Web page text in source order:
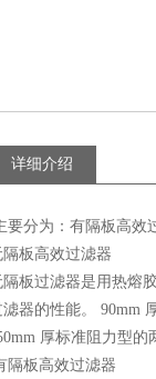
详细介绍
要分为：有隔板高效
隔板高效过滤器
隔板过滤器是用热熔
滤器的性能。 90mm
厚标准阻力型
隔板高效过滤器